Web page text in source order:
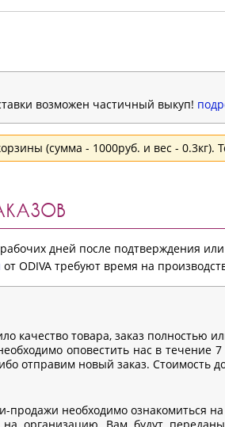
возможен частичный выкуп!
(сумма - 1000руб. и вес -
дней после подтверждения
от ODIVA требуют время на
качество товара, заказ полностью
оповестить нас в течение
отправим новый заказ. Стоимость
продажи необходимо ознакомиться
организацию, Вам будут